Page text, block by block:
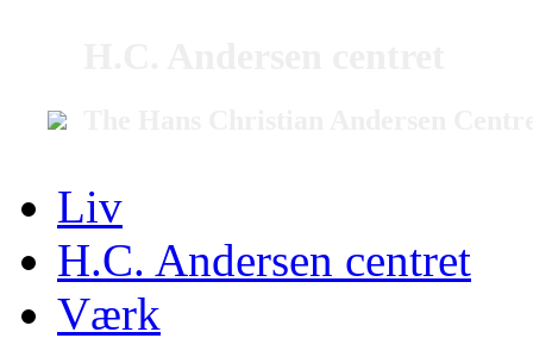
Liv
H.C. Andersen centret
Værk